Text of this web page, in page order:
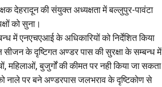
देहरादून की संयुक्त अध्यक्षता में बल्लुपुर-पावंटा
को सुना।
में एनएचएआई के अधिकारियों को निर्देशित किया
सीजन के दृष्टिगत अण्डर पास की सुरक्षा के सम्बन्ध में
बुजुर्गों की कीमत पर नही किया जा सकता
नाले पर बने अण्डरपास जलभराव के दृष्टिकोण से